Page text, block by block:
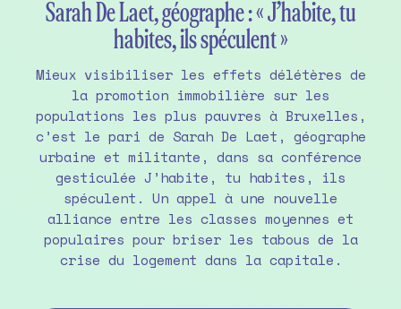
Sarah De Laet, géographe : « J’habite, tu
habites, ils spéculent »
Mieux visibiliser les effets délétères de
la promotion immobilière sur les
populations les plus pauvres à Bruxelles,
c’est le pari de Sarah De Laet, géographe
urbaine et militante, dans sa conférence
gesticulée J’habite, tu habites, ils
spéculent. Un appel à une nouvelle
alliance entre les classes moyennes et
populaires pour briser les tabous de la
crise du logement dans la capitale.